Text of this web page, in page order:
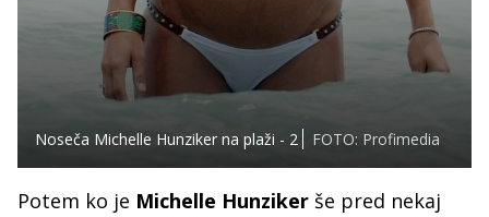
Noseča Michelle Hunziker na plaži - 2 FOTO: Profimedia
Potem ko je Michelle Hunziker še pred nekaj